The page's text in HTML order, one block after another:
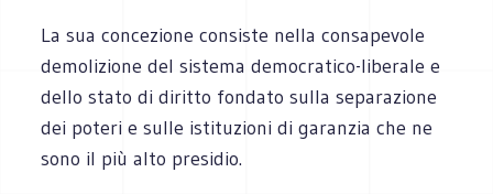
La sua concezione consiste nella consapevole
demolizione del sistema democratico-liberale e
dello stato di diritto fondato sulla separazione
dei poteri e sulle istituzioni di garanzia che ne
sono il più alto presidio.